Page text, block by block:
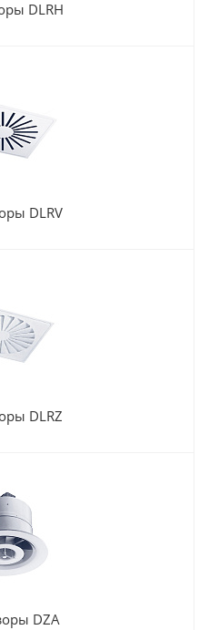
DLRH
DLRV
DLRZ
DZA